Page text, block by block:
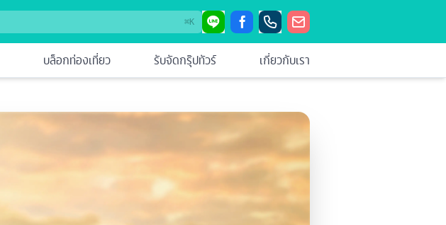
⌘K
บล็อกท่องเที่ยว รับจัดกรุ๊ปทัวร์ เกี่ยวกับเรา